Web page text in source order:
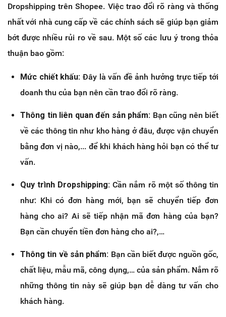
Dropshipping trên Shopee. Việc trao đổi rõ ràng và thống
nhất với nhà cung cấp về các chính sách sẽ giúp bạn giảm
bớt được nhiều rủi ro về sau. Một số các lưu ý trong thỏa
thuận bao gồm:
Mức chiết khấu: Đây là vấn đề ảnh hưởng trực tiếp tới
doanh thu của bạn nên cần trao đổi rõ ràng.
Thông tin liên quan đến sản phẩm: Bạn cũng nên biết
về các thông tin như kho hàng ở đâu, được vận chuyển
bằng đơn vị nào,... để khi khách hàng hỏi bạn có thể tư
vấn.
Quy trình Dropshipping:Cần nắm rõ một số thông tin
như: Khi có đơn hàng mới, bạn sẽ chuyển tiếp đơn
hàng cho ai? Ai sẽ tiếp nhận mã đơn hàng của bạn?
Bạn cần chuyển tiền đơn hàng cho ai?,…
Thông tin về sản phẩm: Bạn cần biết được nguồn gốc,
chất liệu, mẫu mã, công dụng,… của sản phẩm. Nắm rõ
những thông tin này sẽ giúp bạn dễ dàng tư vấn cho
khách hàng.